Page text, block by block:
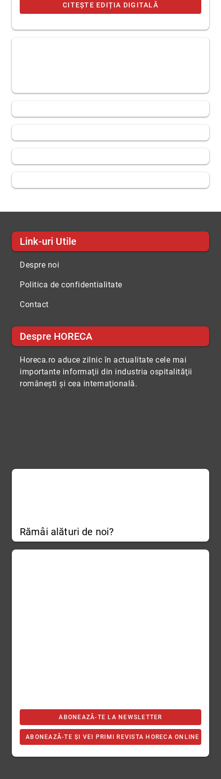
CITEȘTE EDIȚIA DIGITALĂ
Link-uri Utile
Despre noi
Politica de confidentialitate
Contact
Despre HORECA
Horeca.ro aduce zilnic în actualitate cele mai
importante informaţii din industria ospitalităţii
româneşti şi cea internaţională.
Rămâi alături de noi?
ABONEAZĂ-TE LA NEWSLETTER
ABONEAZĂ-TE ȘI VEI PRIMI REVISTA HORECA ONLINE